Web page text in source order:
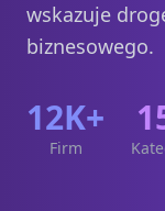
wskazuje
biznesowego.
12K+
Firm